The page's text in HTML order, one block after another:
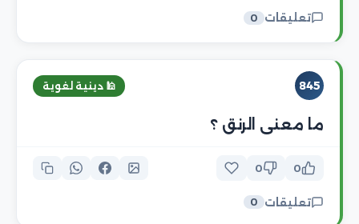
تعليقات 0
845 🕌 دينية لغوية
ما معنى الرنق ؟
0
0
تعليقات 0